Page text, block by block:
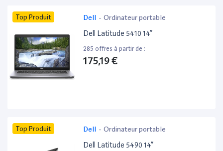
Top Produit Dell - Ordinateur portable
Dell Latitude 5410 14”
285 offres à partir de :
175,19 €
Top Produit Dell - Ordinateur portable
Dell Latitude 5490 14”